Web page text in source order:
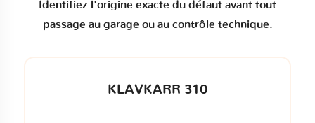
Identifiez l'origine exacte du défaut avant tout
passage au garage ou au contrôle technique.
KLAVKARR 310